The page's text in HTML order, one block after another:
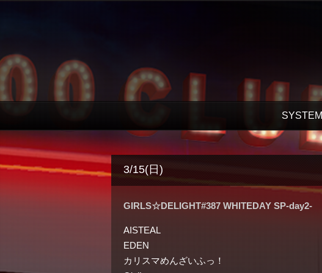
SYSTEM
3/15(日)
GIRLS☆DELIGHT#387 WHITEDAY SP-day2-
AISTEAL
EDEN
カリスマめんざいふっ！